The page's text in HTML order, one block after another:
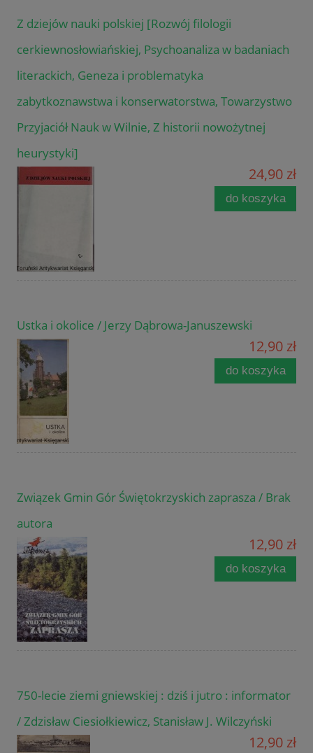
Z dziejów nauki polskiej [Rozwój filologii
cerkiewnosłowiańskiej, Psychoanaliza w badaniach
literackich, Geneza i problematyka
zabytkoznawstwa i konserwatorstwa, Towarzystwo
Przyjaciół Nauk w Wilnie, Z historii nowożytnej
heurystyki]
24,90 zł
do koszyka
Ustka i okolice / Jerzy Dąbrowa-Januszewski
12,90 zł
do koszyka
Związek Gmin Gór Świętokrzyskich zaprasza / Brak
autora
12,90 zł
do koszyka
750-lecie ziemi gniewskiej : dziś i jutro : informator
/ Zdzisław Ciesiołkiewicz, Stanisław J. Wilczyński
12,90 zł